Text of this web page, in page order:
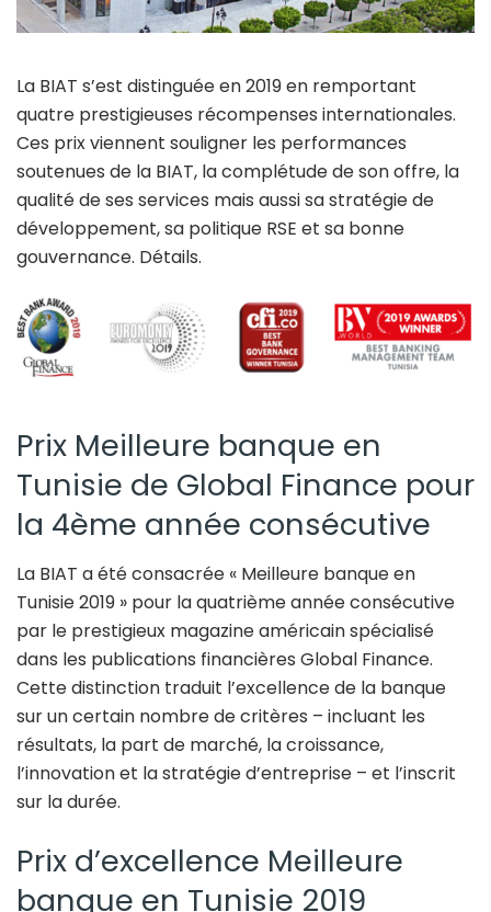
La BIAT s’est distinguée en 2019 en remportant
quatre prestigieuses récompenses internationales.
Ces prix viennent souligner les performances
soutenues de la BIAT, la complétude de son offre, la
qualité de ses services mais aussi sa stratégie de
développement, sa politique RSE et sa bonne
gouvernance. Détails.
Prix Meilleure banque en
Tunisie de Global Finance pour
la 4ème année consécutive
La BIAT a été consacrée « Meilleure banque en
Tunisie 2019 » pour la quatrième année consécutive
par le prestigieux magazine américain spécialisé
dans les publications financières Global Finance.
Cette distinction traduit l’excellence de la banque
sur un certain nombre de critères – incluant les
résultats, la part de marché, la croissance,
l’innovation et la stratégie d’entreprise – et l’inscrit
sur la durée.
Prix d’excellence Meilleure
banque en Tunisie 2019